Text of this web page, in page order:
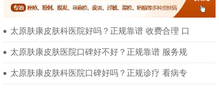
太原肤康皮肤科医院好吗？正规靠谱 收费合理 口
太原肤康皮肤医院口碑好不好？正规靠谱 服务规
太原肤康皮肤科医院口碑好吗？正规诊疗 看病专